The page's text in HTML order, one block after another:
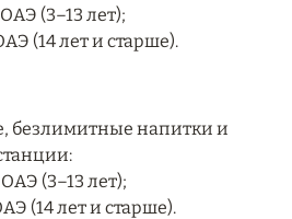
NEIGES
(3–13 лет);
(14 лет и старше).
безлимитные напитки и
(3–13 лет);
(14 лет и старше).